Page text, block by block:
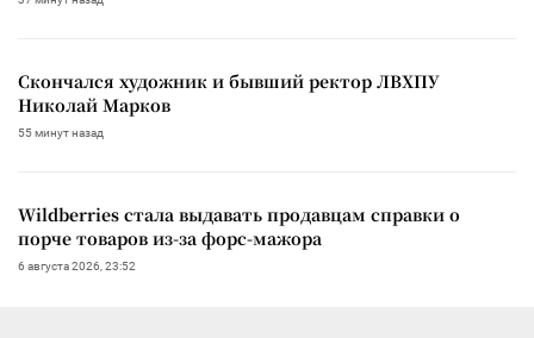
Скончался художник и бывший ректор ЛВХПУ
Николай Марков
55 минут назад
Wildberries стала выдавать продавцам справки о
порче товаров из-за форс-мажора
6 августа 2026, 23:52